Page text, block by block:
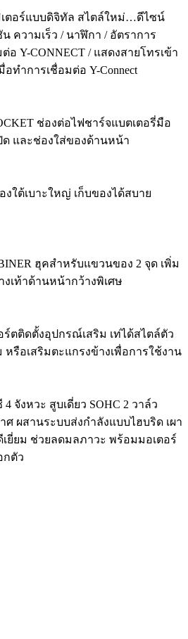
เตอร์แบบดิจิทัล สไตล์ใหม่…ดีไซน์
ความเร็ว / นาฬิกา / อัตราการ
Y-CONNECT / แสดงสายโทรเข้า
ทำการเชื่อมต่อ Y-Connect
ช่องต่อไฟชาร์จแบตเตอรี่มือ
และช่องใส่ของด้านหน้า
งใต้เบาะใหญ่ เก็บของได้สบาย
ฮุคสำหรับแขวนของ 2 จุด เพิ่ม
เท้าด้านหน้ากว้างพิเศษ
อร์ตติดตั้งอุปกรณ์เสริม เท่ได้สไตล์ตัว
หรือเสริมตะแกรงข้างเพื่อการใช้งาน
จังหวะ สูบเดี่ยว SOHC 2 วาล์ว
ผสานระบบส่งกำลังแบบไฮบริด เผา
ยี่ยม ช่วยลดมลภาวะ พร้อมมอเตอร์
กตัว